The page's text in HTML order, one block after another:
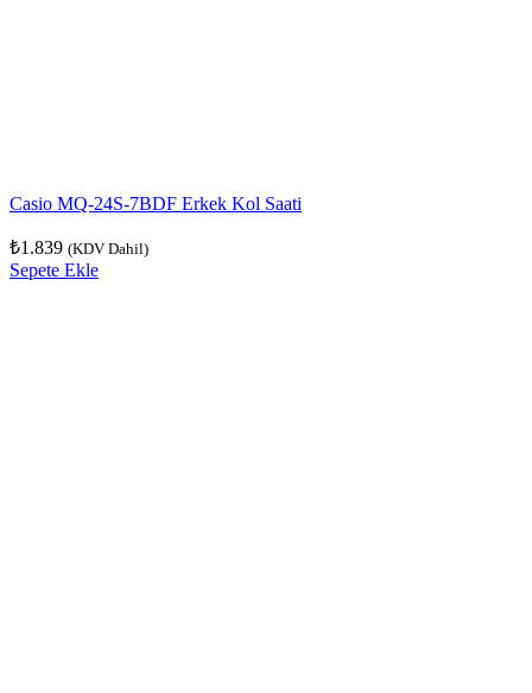
Casio MQ-24S-7BDF Erkek Kol Saati
₺1.839 (KDV Dahil)
Sepete Ekle